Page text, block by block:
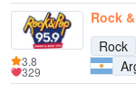
Rock
Rock
3.8
329